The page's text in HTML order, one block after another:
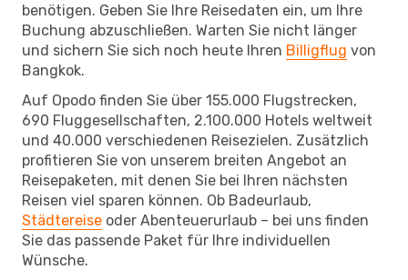
benötigen. Geben Sie Ihre Reisedaten ein, um Ihre
Buchung abzuschließen. Warten Sie nicht länger
und sichern Sie sich noch heute Ihren Billigflug von
Bangkok.
Auf Opodo finden Sie über 155.000 Flugstrecken,
690 Fluggesellschaften, 2.100.000 Hotels weltweit
und 40.000 verschiedenen Reisezielen. Zusätzlich
profitieren Sie von unserem breiten Angebot an
Reisepaketen, mit denen Sie bei Ihren nächsten
Reisen viel sparen können. Ob Badeurlaub,
Städtereise oder Abenteuerurlaub – bei uns finden
Sie das passende Paket für Ihre individuellen
Wünsche.